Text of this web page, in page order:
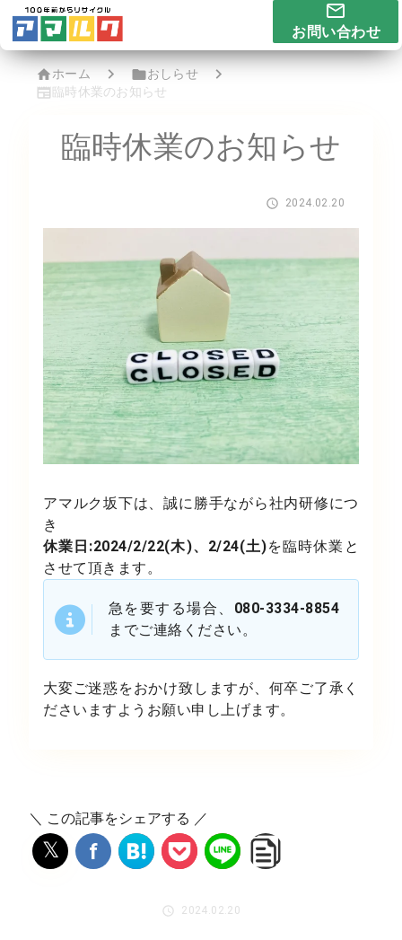
お問い合わせ
ホーム
おしらせ
臨時休業のお知らせ
臨時休業のお知らせ
2024.02.20
アマルク坂下は、誠に勝手ながら社内研修につ
き
休業日:2024/2/22(木)、2/24(土)を臨時休業と
させて頂きます。
急を要する場合、 080-3334-8854
までご連絡ください。
大変ご迷惑をおかけ致しますが、何卒ご了承く
ださいますようお願い申し上げます。
＼ この記事をシェアする ／
𝕏 f
2024.02.20